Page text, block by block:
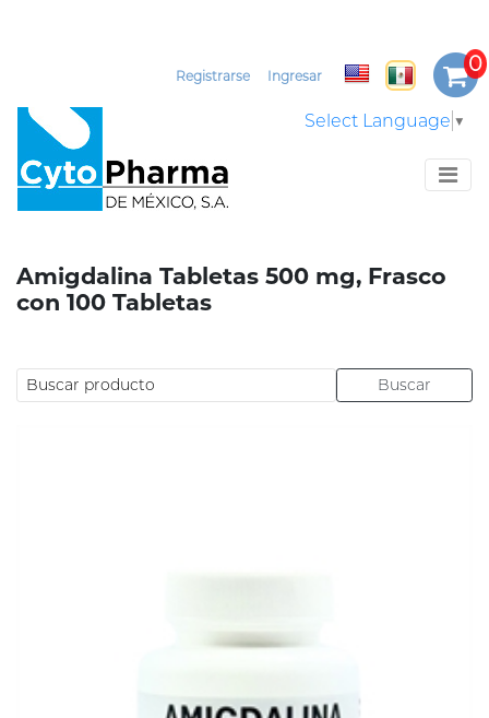
Registrarse Ingresar
Select Language ▼
Amigdalina Tabletas 500 mg, Frasco
con 100 Tabletas